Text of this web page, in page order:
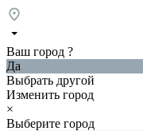
Ваш город ?
Да
Выбрать другой
Изменить город
×
Выберите город